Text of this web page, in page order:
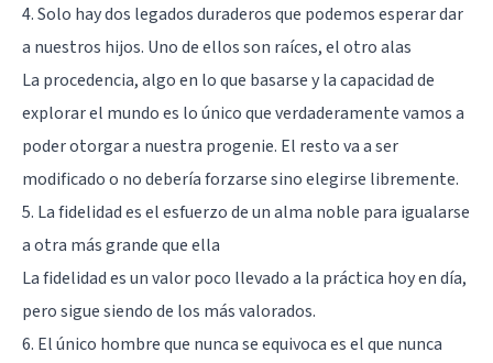
4. Solo hay dos legados duraderos que podemos esperar dar
a nuestros hijos. Uno de ellos son raíces, el otro alas
La procedencia, algo en lo que basarse y la capacidad de
explorar el mundo es lo único que verdaderamente vamos a
poder otorgar a nuestra progenie. El resto va a ser
modificado o no debería forzarse sino elegirse libremente.
5. La fidelidad es el esfuerzo de un alma noble para igualarse
a otra más grande que ella
La fidelidad es un valor poco llevado a la práctica hoy en día,
pero sigue siendo de los más valorados.
6. El único hombre que nunca se equivoca es el que nunca